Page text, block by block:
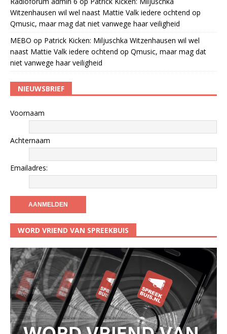
Witzenhausen wil wel naast Mattie Valk iedere ochtend op
Qmusic, maar mag dat niet vanwege haar veiligheid
MEBO op Patrick Kicken: Miljuschka Witzenhausen wil wel
naast Mattie Valk iedere ochtend op Qmusic, maar mag dat
niet vanwege haar veiligheid
NIEUWSBRIEF
Voornaam
Achternaam
Emailadres:
WORD VRIEND VAN SPREEKBUIS